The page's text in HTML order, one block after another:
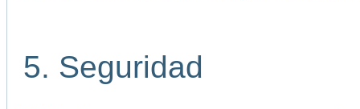
5. Seguridad